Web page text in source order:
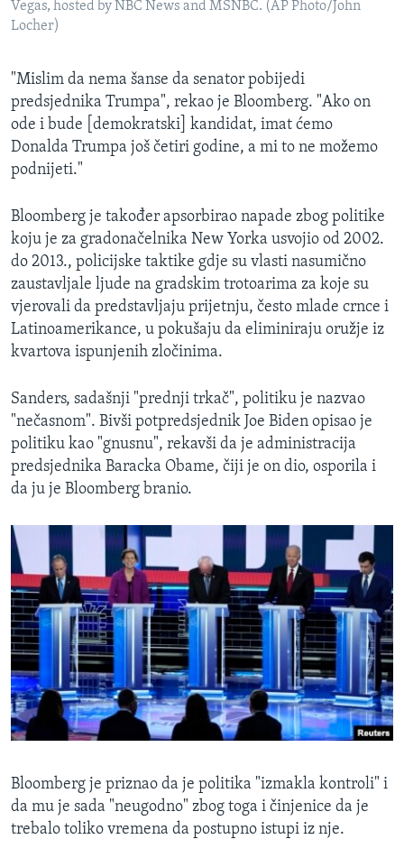
Vegas, hosted by NBC News and MSNBC. (AP Photo/John
Locher)
"Mislim da nema šanse da senator pobijedi
predsjednika Trumpa", rekao je Bloomberg. "Ako on
ode i bude [demokratski] kandidat, imat ćemo
Donalda Trumpa još četiri godine, a mi to ne možemo
podnijeti."
Bloomberg je također apsorbirao napade zbog politike
koju je za gradonačelnika New Yorka usvojio od 2002.
do 2013., policijske taktike gdje su vlasti nasumično
zaustavljale ljude na gradskim trotoarima za koje su
vjerovali da predstavljaju prijetnju, često mlade crnce i
Latinoamerikance, u pokušaju da eliminiraju oružje iz
kvartova ispunjenih zločinima.
Sanders, sadašnji "prednji trkač", politiku je nazvao
"nečasnom". Bivši potpredsjednik Joe Biden opisao je
politiku kao "gnusnu", rekavši da je administracija
predsjednika Baracka Obame, čiji je on dio, osporila i
da ju je Bloomberg branio.
Bloomberg je priznao da je politika "izmakla kontroli" i
da mu je sada "neugodno" zbog toga i činjenice da je
trebalo toliko vremena da postupno istupi iz nje.